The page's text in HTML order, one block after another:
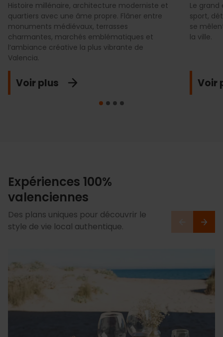
Histoire millénaire, architecture moderniste et
quartiers avec une âme propre. Flâner entre
monuments médiévaux, terrasses
charmantes, marchés emblématiques et
l’ambiance créative la plus vibrante de
Valencia.
Voir plus
Le
sport,
se
la ville.
Voir
Expériences 100%
valenciennes
Des plans uniques pour découvrir le
style de vie local authentique.